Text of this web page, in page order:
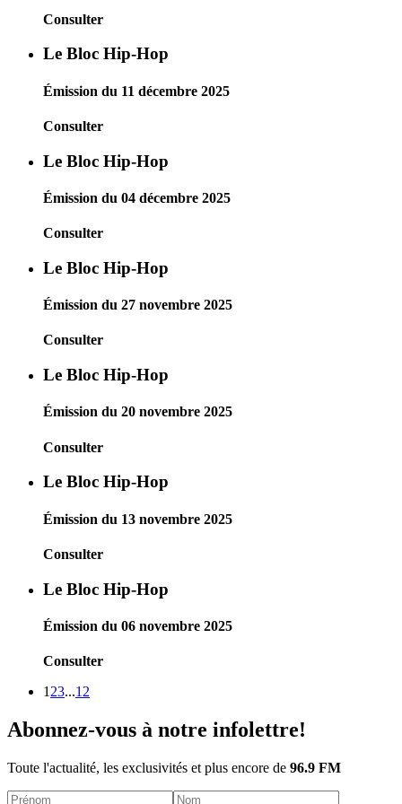
Consulter
Le Bloc Hip-Hop
Émission du 11 décembre 2025
Consulter
Le Bloc Hip-Hop
Émission du 04 décembre 2025
Consulter
Le Bloc Hip-Hop
Émission du 27 novembre 2025
Consulter
Le Bloc Hip-Hop
Émission du 20 novembre 2025
Consulter
Le Bloc Hip-Hop
Émission du 13 novembre 2025
Consulter
Le Bloc Hip-Hop
Émission du 06 novembre 2025
Consulter
1 23...12
Abonnez-vous à notre infolettre!
Toute l'actualité, les exclusivités et plus encore de 96.9 FM